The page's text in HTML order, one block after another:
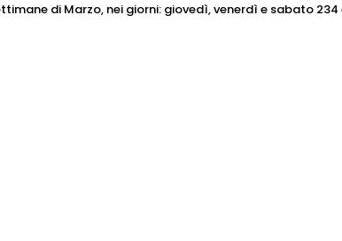
di Marzo, nei giorni: giovedì, venerdì e sabato 234